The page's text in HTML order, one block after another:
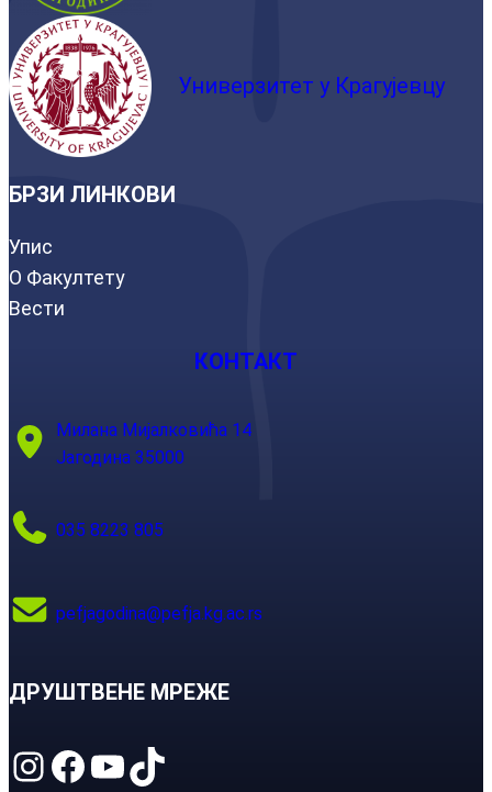
Универзитет у Крагујевцу
БРЗИ ЛИНКОВИ
Упис
О Факултету
Вести
КОНТАКТ
Милана Мијалковића 14
Јагодина 35000
035 8223 805
pefjagodina@pefja.kg.ac.rs
ДРУШТВЕНЕ МРЕЖЕ
Instagram Facebook YouTube TikTok